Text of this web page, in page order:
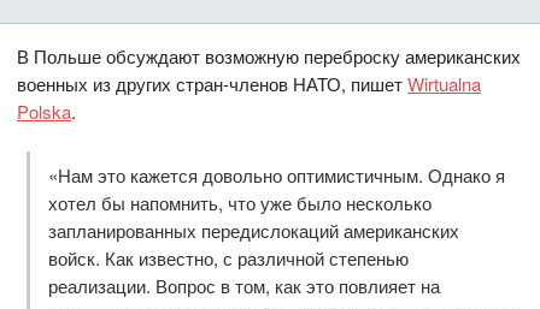
В Польше обсуждают возможную переброску американских
военных из других стран-членов НАТО, пишетWirtualna
Polska.
«Нам это кажется довольно оптимистичным. Однако я
хотел бы напомнить, что уже было несколько
запланированных передислокаций американских
войск. Как известно, с различной степенью
реализации. Вопрос в том, как это повлияет на